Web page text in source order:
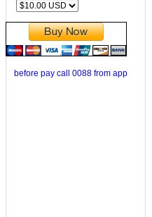
before pay call 0088 from app